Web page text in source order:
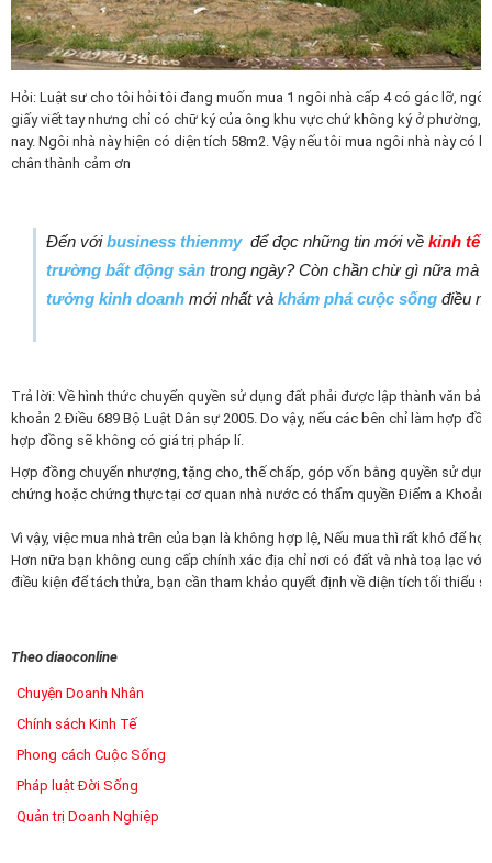
Hỏi: Luật sư cho tôi hỏi tôi đang muốn mua 1 ngôi nhà cấp 4 có gác lỡ,
giấy viết tay nhưng chỉ có chữ ký của ông khu vực chứ không ký ở
nay. Ngôi nhà này hiện có diện tích 58m2. Vậy nếu tôi mua ngôi nhà này
chân thành cảm ơn
Đến vớibusiness thienmy để đọc những tin mới về kinh tế
trường bất động sản trong ngày? Còn chần chừ gì nữa mà
tưởng kinh doanh mới nhất và khám phá cuộc sống điều
Trả lời: Về hình thức chuyển quyền sử dụng đất phải được lập thành văn
khoản 2 Điều 689 Bộ Luật Dân sự 2005. Do vậy, nếu các bên chỉ làm hợp
hợp đồng sẽ không có giá trị pháp lí.
Hợp đồng chuyển nhượng, tặng cho, thế chấp, góp vốn bằng quyền sử
chứng hoặc chứng thực tại cơ quan nhà nước có thẩm quyền Điểm a Khoản
Vì vậy, việc mua nhà trên của bạn là không hợp lệ, Nếu mua thì rất khó để
Hơn nữa bạn không cung cấp chính xác địa chỉ nơi có đất và nhà toạ lạc
điều kiện để tách thửa, bạn cần tham khảo quyết định về diện tích tối thiểu
Theo diaoconline
Chuyện Doanh Nhân
Chính sách Kinh Tế
Phong cách Cuộc Sống
Pháp luật Đời Sống
Quản trị Doanh Nghiệp